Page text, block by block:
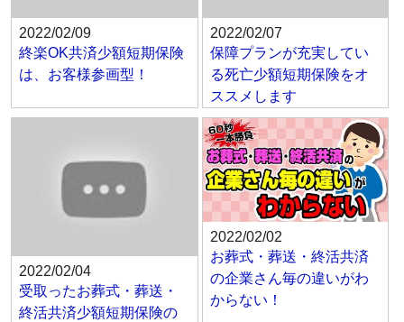
2022/02/09
終楽OK共済少額短期保険
は、お客様参画型！
2022/02/07
保障プランが充実してい
る死亡少額短期保険をオ
ススメします
2022/02/04
受取ったお葬式・葬送・
終活共済少額短期保険の
2022/02/02
お葬式・葬送・終活共済
の企業さん毎の違いがわ
からない！